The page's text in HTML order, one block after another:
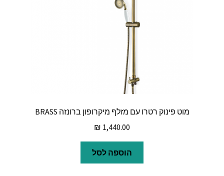
מוט פינוק רטרו עם מזלף מיקרופון ברונזה BRASS
₪ 1,440.00
הוספה לסל